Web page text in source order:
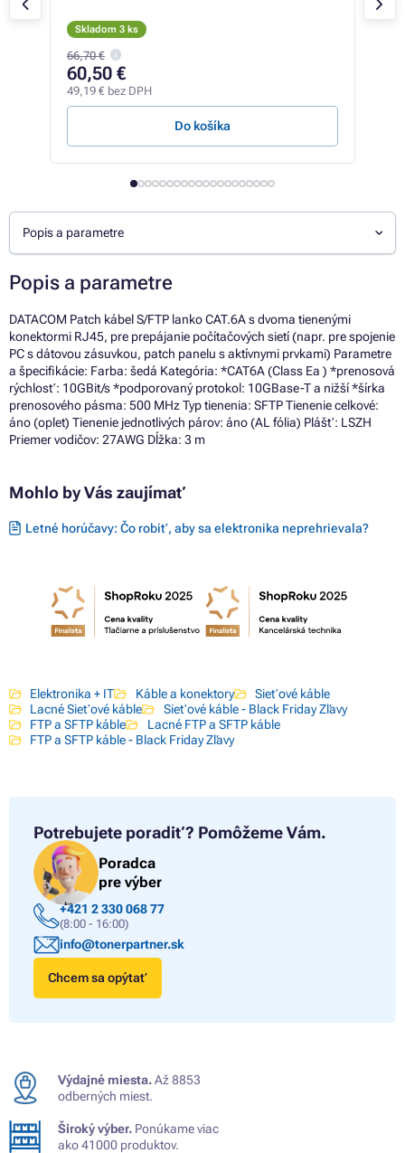
Skladom 3 ks
66,70 €
60,50 €
49,19 € bez DPH
Do košíka
Popis a parametre
Popis a parametre
DATACOM Patch kábel S/FTP lanko CAT.6A s dvoma tienenými
konektormi RJ45, pre prepájanie počítačových sietí (napr. pre spojenie
PC s dátovou zásuvkou, patch panelu s aktívnymi prvkami) Parametre
a špecifikácie: Farba: šedá Kategória: *CAT6A (Class Ea ) *prenosová
rýchlosť: 10GBit/s *podporovaný protokol: 10GBase-T a nižší *šírka
prenosového pásma: 500 MHz Typ tienenia: SFTP Tienenie celkové:
áno (oplet) Tienenie jednotlivých párov: áno (AL fólia) Plášť: LSZH
Priemer vodičov: 27AWG Dĺžka: 3 m
Mohlo by Vás zaujímať
Letné horúčavy: Čo robiť, aby sa elektronika neprehrievala?
Elektronika + IT Káble a konektory
Sieťové káble
Lacné Sieťové káble
Sieťové káble - Black Friday Zľavy
FTP a SFTP káble
Lacné FTP a SFTP káble
FTP a SFTP káble - Black Friday Zľavy
Potrebujete poradiť? Pomôžeme Vám.
Poradca
pre výber
+421 2 330 068 77
(8:00 - 16:00)
info@tonerpartner.sk
Chcem sa opýtať
Výdajné miesta.Až 8853
odberných miest.
Široký výber. Ponúkame viac
ako 41000 produktov.